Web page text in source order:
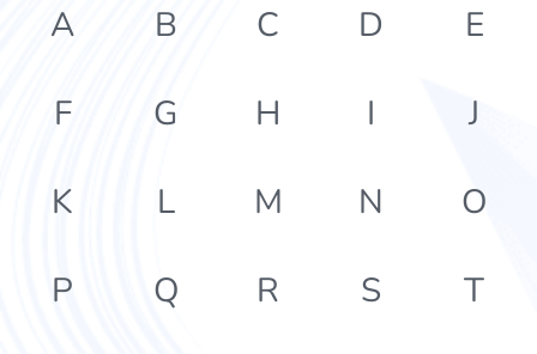
A B C D
E
F
G H I
J
K
L M N
O
P
Q R S
T